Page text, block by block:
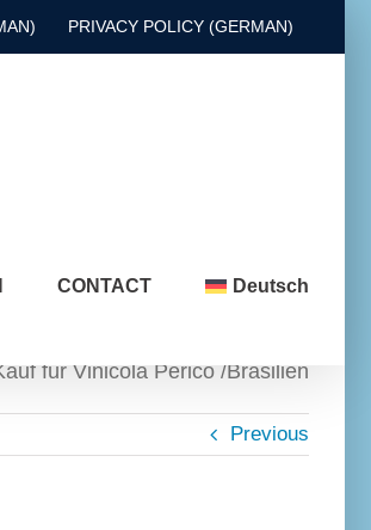
PRIVACY POLICY (GERMAN)
CONTACT Deutsch
für Vinicola Perico /Brasilien
Previous